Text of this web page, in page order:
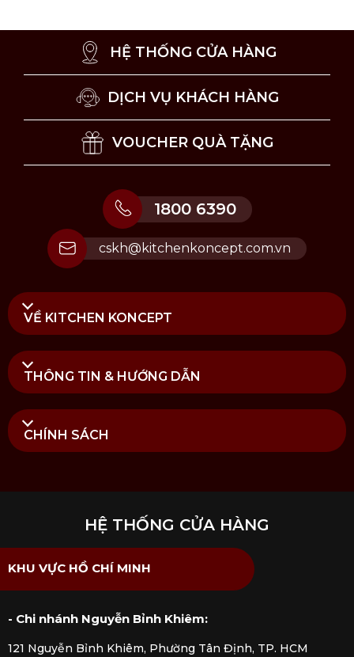
Lưu ý về vệ sinh và sử dụng
dụng máy rửa chén.
Rửa dao dưới vòi nước ấm với một ít xà phòng,
Bảo quản trong hộp đựng dao, giá cắm dao
ăn mòn và duy trì độ bền của lưỡi dao.
Không dùng dao để chặt thực phẩm đông lạnh
hoặc các đồ vật quá cứng.
Thỉnh thoảng bạn nên mài lại dao bằng đá mài
lâu dài
HỆ THỐNG CỬA HÀNG
DỊCH VỤ KHÁCH HÀNG
VOUCHER QUÀ TẶNG
1800 6390
cskh@kitchenkoncept.com.vn
VỀ KITCHEN KONCEPT
THÔNG TIN & HƯỚNG DẪN
CHÍNH SÁCH
HỆ THỐNG CỬA HÀNG
KHU VỰC HỒ CHÍ MINH
- Chi nhánh Nguyễn Bỉnh Khiêm:
121 Nguyễn Bỉnh Khiêm, Phường Tân Định, TP. HCM